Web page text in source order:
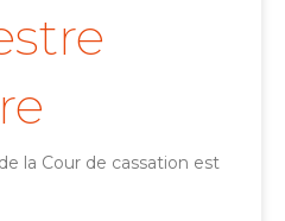
la Cour de cassation est